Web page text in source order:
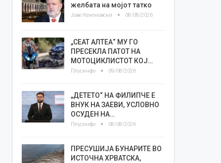
желбата на мојот татко
Јове Кекеновски 08/08/2026
„СЕАТ АЛТЕА“ МУ ГО
ПРЕСЕКЛА ПАТОТ НА
МОТОЦИКЛИСТОТ КОЈ…
Плусинфо 09/08/2026
„ДЕТЕТО“ НА ФИЛИПЧЕ Е
ВНУК НА ЗАЕВИ, УСЛОВНО
ОСУДЕН НА…
Плусинфо 08/08/2026
ПРЕСУШИЈА БУНАРИТЕ ВО
ИСТОЧНА ХРВАТСКА,